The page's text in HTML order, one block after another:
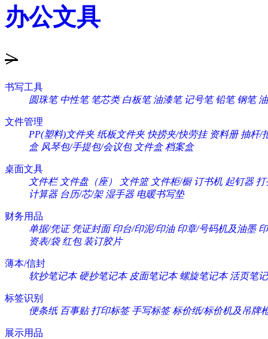
办公文具
>
书写工具
圆珠笔 中性笔 笔芯类 白板笔 油漆笔 记号笔 铅笔 钢笔
文件管理
PP(塑料)文件夹 纸板文件夹 快捞夹/快劳挂 资料册 抽杆/
盒 风琴包/手提包/会议包 文件盒 档案盒
桌面文具
文件栏 文件盘（座） 文件篮 文件柜/橱 订书机 起钉器 打
计算器 台历/芯/架 湿手器 电暖书写垫
财务用品
单据/凭证 凭证封面 印台/印泥/印油 印章/号码机及油墨
资表/袋 红包 装订胶片
薄本/信封
软抄笔记本 硬抄笔记本 皮面笔记本 螺旋笔记本 活页笔
标签识别
便条纸 百事贴 打印标签 手写标签 标价纸/标价机及吊牌
展示用品